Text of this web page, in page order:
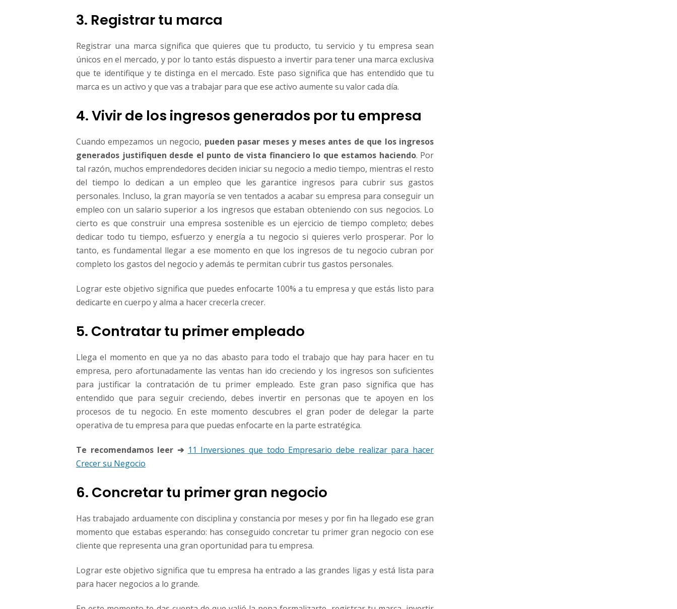
3. Registrar tu marca
Registrar una marca significa que quieres que tu producto, tu servicio y tu empresa sean
únicos en el mercado, y por lo tanto estás dispuesto a invertir para tener una marca exclusiva
que te identifique y te distinga en el mercado. Este paso significa que has entendido que tu
marca es un activo y que vas a trabajar para que ese activo aumente su valor cada día.
4. Vivir de los ingresos generados por tu empresa
Cuando empezamos un negocio, pueden pasar meses y meses antes de que los ingresos
generados justifiquen desde el punto de vista financiero lo que estamos haciendo. Por
tal razón, muchos emprendedores deciden iniciar su negocio a medio tiempo, mientras el resto
del tiempo lo dedican a un empleo que les garantice ingresos para cubrir sus gastos
personales. Incluso, la gran mayoría se ven tentados a acabar su empresa para conseguir un
empleo con un salario superior a los ingresos que estaban obteniendo con sus negocios. Lo
cierto es que construir una empresa sostenible es un ejercicio de tiempo completo; debes
dedicar todo tu tiempo, esfuerzo y energía a tu negocio si quieres verlo prosperar. Por lo
tanto, es fundamental llegar a ese momento en que los ingresos de tu negocio cubran por
completo los gastos del negocio y además te permitan cubrir tus gastos personales.
Lograr este objetivo significa que puedes enfocarte 100% a tu empresa y que estás listo para
dedicarte en cuerpo y alma a hacer crecerla crecer.
5. Contratar tu primer empleado
Llega el momento en que ya no das abasto para todo el trabajo que hay para hacer en tu
empresa, pero afortunadamente las ventas han ido creciendo y los ingresos son suficientes
para justificar la contratación de tu primer empleado. Este gran paso significa que has
entendido que para seguir creciendo, debes invertir en personas que te apoyen en los
procesos de tu negocio. En este momento descubres el gran poder de delegar la parte
operativa de tu empresa para que puedas enfocarte en la parte estratégica.
Te recomendamos leer ➔ 11 Inversiones que todo Empresario debe realizar para hacer
Crecer su Negocio
6. Concretar tu primer gran negocio
Has trabajado arduamente con disciplina y constancia por meses y por fin ha llegado ese gran
momento que estabas esperando: has conseguido concretar tu primer gran negocio con ese
cliente que representa una gran oportunidad para tu empresa.
Lograr este objetivo significa que tu empresa ha entrado a las grandes ligas y está lista para
para hacer negocios a lo grande.